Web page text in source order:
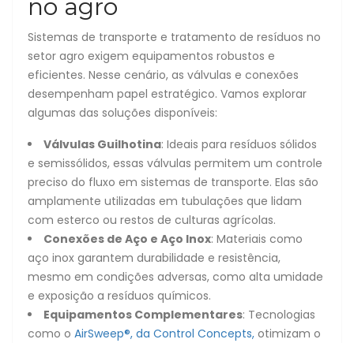
no agro
Sistemas de transporte e tratamento de resíduos no
setor agro exigem equipamentos robustos e
eficientes. Nesse cenário, as válvulas e conexões
desempenham papel estratégico. Vamos explorar
algumas das soluções disponíveis:
Válvulas Guilhotina: Ideais para resíduos sólidos
e semissólidos, essas válvulas permitem um controle
preciso do fluxo em sistemas de transporte. Elas são
amplamente utilizadas em tubulações que lidam
com esterco ou restos de culturas agrícolas.
Conexões de Aço e Aço Inox: Materiais como
aço inox garantem durabilidade e resistência,
mesmo em condições adversas, como alta umidade
e exposição a resíduos químicos.
Equipamentos Complementares: Tecnologias
como o AirSweep®, da Control Concepts, otimizam o